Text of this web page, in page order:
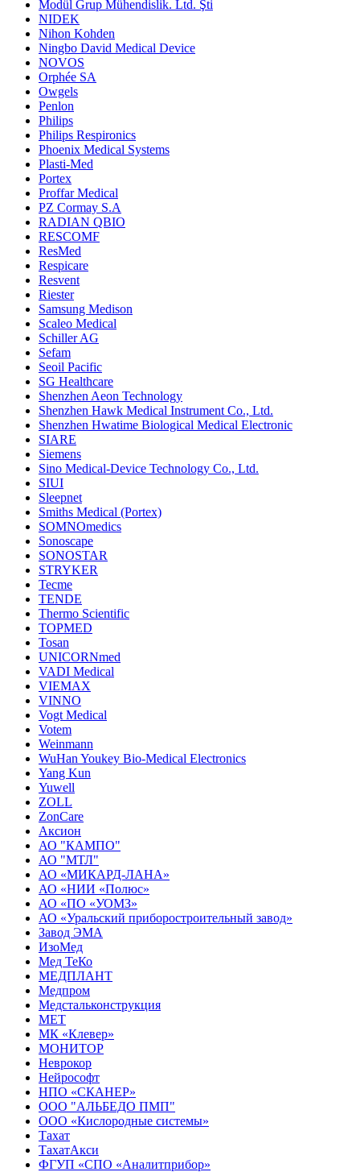
Modül Grup Mühendislik. Ltd. Şti
NIDEK
Nihon Kohden
Ningbo David Medical Device
NOVOS
Orphée SA
Owgels
Penlon
Philips
Philips Respironics
Phoenix Medical Systems
Plasti-Med
Portex
Proffar Medical
PZ Cormay S.A
RADIAN QBIO
RESCOMF
ResMed
Respicare
Resvent
Riester
Samsung Medison
Scaleo Medical
Schiller AG
Sefam
Seoil Pacific
SG Healthcare
Shenzhen Aeon Technology
Shenzhen Hawk Medical Instrument Co., Ltd.
Shenzhen Hwatime Biological Medical Electronic
SIARE
Siemens
Sino Medical-Device Technology Co., Ltd.
SIUI
Sleepnet
Smiths Medical (Portex)
SOMNOmedics
Sonoscape
SONOSTAR
STRYKER
Tecme
TENDE
Thermo Scientific
TOPMED
Tosan
UNICORNmed
VADI Medical
VIEMAX
VINNO
Vogt Medical
Votem
Weinmann
WuHan Youkey Bio-Medical Electronics
Yang Kun
Yuwell
ZOLL
ZonCare
Аксион
АО "КАМПО"
АО "МТЛ"
АО «МИКАРД-ЛАНА»
АО «НИИ «Полюс»
АО «ПО «УОМЗ»
АО «Уральский приборостроительный завод»
Завод ЭМА
ИзоМед
Мед ТеКо
МЕДПЛАНТ
Медпром
Медстальконструкция
МЕТ
МК «Клевер»
МОНИТОР
Неврокор
Нейрософт
НПО «СКАНЕР»
ООО "АЛЬБЕДО ПМП"
ООО «Кислородные системы»
Тахат
ТахатАкси
ФГУП «СПО «Аналитприбор»